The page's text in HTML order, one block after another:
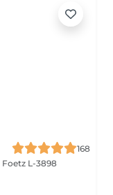
168
Foetz L-3898